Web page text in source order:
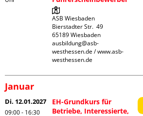
ASB Wiesbaden
Bierstadter Str.  49
65189 Wiesbaden
ausbildung@asb-
westhessen.de / www.asb-
westhessen.de
Januar
Di. 12.01.2027
09:00 - 16:30
EH-Grundkurs für
Betriebe, Interessierte,